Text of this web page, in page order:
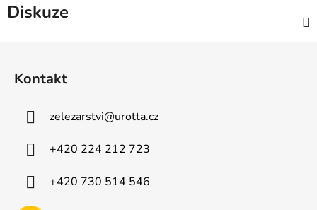
Diskuze
Kontakt
zelezarstvi@urotta.cz
+420 224 212 723
+420 730 514 546